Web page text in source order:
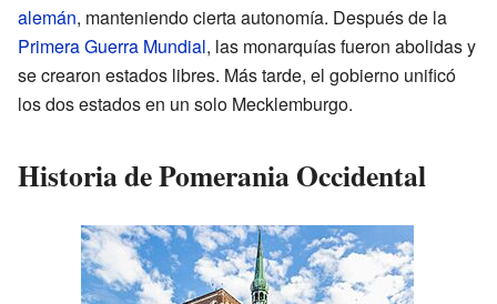
alemán, manteniendo cierta autonomía. Después de la
Primera Guerra Mundial, las monarquías fueron abolidas y
se crearon estados libres. Más tarde, el gobierno unificó
los dos estados en un solo Mecklemburgo.
Historia de Pomerania Occidental